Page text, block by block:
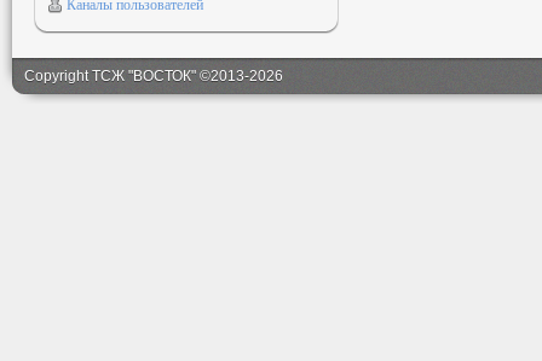
Каналы пользователей
Copyright ТСЖ "ВОСТОК" ©2013-2026